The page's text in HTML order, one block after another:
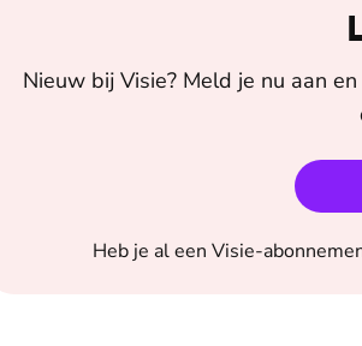
Nieuw bij Visie? Meld je nu aan
Heb je al een Visie-